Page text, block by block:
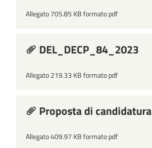
Allegato 705.85 KB formato pdf
DEL_DECP_84_2023
Allegato 219.33 KB formato pdf
Proposta di candidatura
Allegato 409.97 KB formato pdf